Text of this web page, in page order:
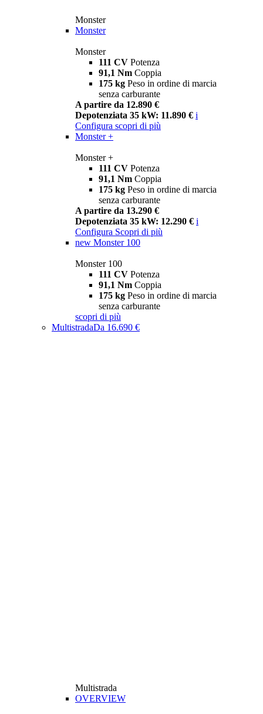
Monster
Monster
Monster
111 CV Potenza
91,1 Nm Coppia
175 kg Peso in ordine di marcia
senza carburante
A partire da 12.890 €
Depotenziata 35 kW: 11.890 € i
Configura scopri di più
Monster +
Monster +
111 CV Potenza
91,1 Nm Coppia
175 kg Peso in ordine di marcia
senza carburante
A partire da 13.290 €
Depotenziata 35 kW: 12.290 € i
Configura Scopri di più
new Monster 100
Monster 100
111 CV Potenza
91,1 Nm Coppia
175 kg Peso in ordine di marcia
senza carburante
scopri di più
MultistradaDa 16.690 €
Multistrada
OVERVIEW